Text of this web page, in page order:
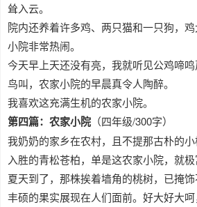
耸入云。
院内还养着许多鸡、两只猫和一只狗，
小院非常热闹。
今天早上天还没有亮，我就听见公鸡啼
鸟叫，农家小院的早晨真令人陶醉。
我喜欢这充满生机的农家小院。
第四篇：农家小院 （四年级/300字）
我奶奶的家乡在农村，且不提那古朴的
入胜的青松苍柏，单是这农家小院，就极
夏天到了，那株挨着墙角的桃树，已掩
丰硕的果实展现在人们面前。好大好大